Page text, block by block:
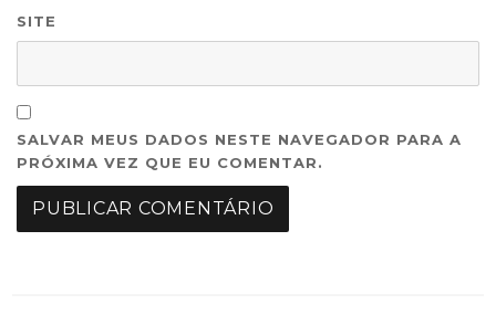
SITE
SALVAR MEUS DADOS NESTE NAVEGADOR PARA A
PRÓXIMA VEZ QUE EU COMENTAR.